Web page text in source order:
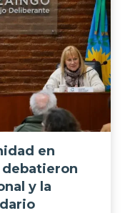
en
y la